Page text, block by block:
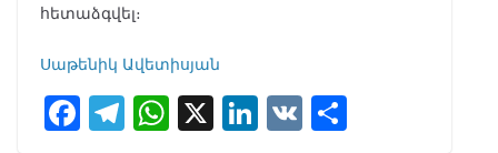
հետաձգվել։
Սաթենիկ Ավետիսյան
F T W X Li V